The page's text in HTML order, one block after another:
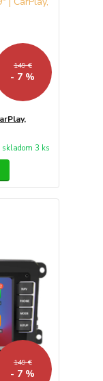
149 €
- 7 %
skladom 3 ks
149 €
- 7 %